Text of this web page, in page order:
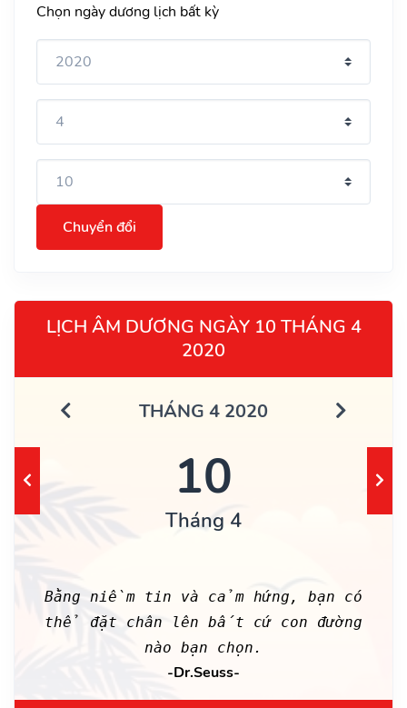
Chọn ngày dương lịch bất kỳ
Chuyển đổi
LỊCH ÂM DƯƠNG NGÀY 10 THÁNG 4
2020
THÁNG 4 2020
10
Tháng 4
Bằng niềm tin và cảm hứng, bạn có
thể đặt chân lên bất cứ con đường
nào bạn chọn.
-Dr.Seuss-